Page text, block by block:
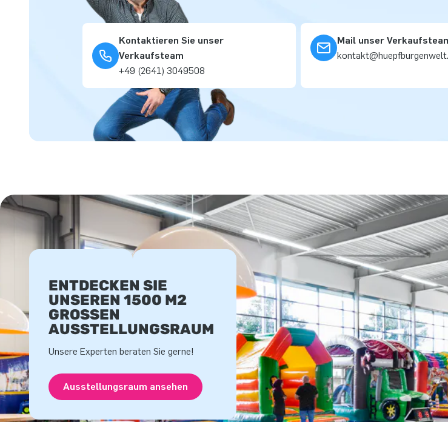
Kontaktieren Sie unser
Verkaufsteam
+49 (2641) 3049508
Mail unser
ENTDECKEN SIE
UNSEREN 1500 M2
GROSSEN A
USSTELLUNGSRAUM
Unsere Experten beraten Sie gerne!
Ausstellungsraum ansehen